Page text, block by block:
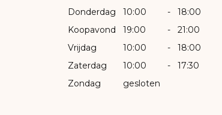
Donderdag
10:00 -
18:00
Koopavond
19:00 -
21:00
Vrijdag
10:00 -
18:00
Zaterdag
10:00 -
17:30
Zondag
gesloten